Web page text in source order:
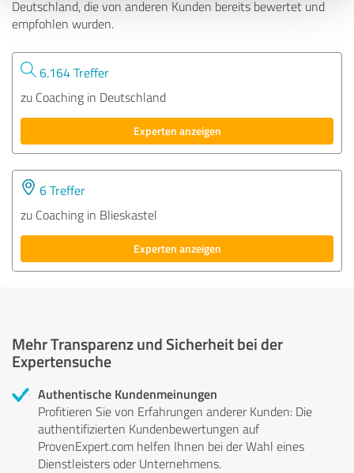
Deutschland, die von anderen Kunden bereits bewertet und
empfohlen wurden.
6.164 Treffer
zu Coaching in Deutschland
Experten anzeigen
6 Treffer
zu Coaching in Blieskastel
Experten anzeigen
Mehr Transparenz und Sicherheit bei der
Expertensuche
Authentische Kundenmeinungen
Profitieren Sie von Erfahrungen anderer Kunden: Die
authentifizierten Kundenbewertungen auf
ProvenExpert.com helfen Ihnen bei der Wahl eines
Dienstleisters oder Unternehmens.